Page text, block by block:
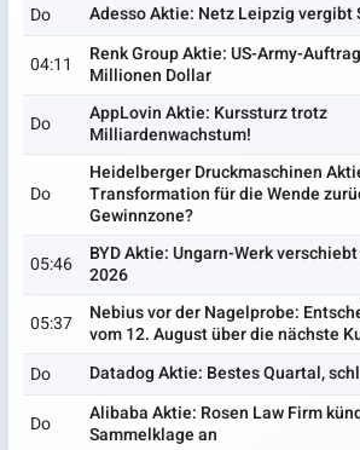
Do
Adesso Aktie: Netz Leipzig vergibt
04:11
Renk Group Aktie: US-Army-
Millionen Dollar
Do
AppLovin Aktie: Kurssturz trotz
Milliardenwachstum!
Do
Heidelberger Druckmaschinen
Transformation für die Wende
Gewinnzone?
05:46
BYD Aktie: Ungarn-Werk
2026
05:37
Nebius vor der Nagelprobe:
vom 12. August über die nächste
Do
Datadog Aktie: Bestes Quartal,
Do
Alibaba Aktie: Rosen Law Firm
Sammelklage an